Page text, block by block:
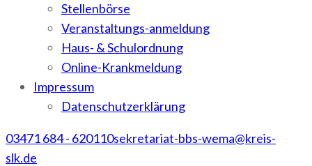
Stellenbörse
Veranstaltungs-anmeldung
Haus- & Schulordnung
Online-Krankmeldung
Impressum
Datenschutzerklärung
03471 684 - 620110sekretariat-bbs-wema@kreis-
slk.de